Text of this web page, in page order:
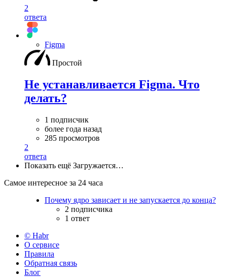
2
ответа
Figma
Простой
Не устанавливается Figma. Что
делать?
1 подписчик
более года назад
285 просмотров
2
ответа
Показать ещё Загружается…
Самое интересное за 24 часа
Почему ядро зависает и не запускается до конца?
2 подписчика
1 ответ
© Habr
О сервисе
Правила
Обратная связь
Блог